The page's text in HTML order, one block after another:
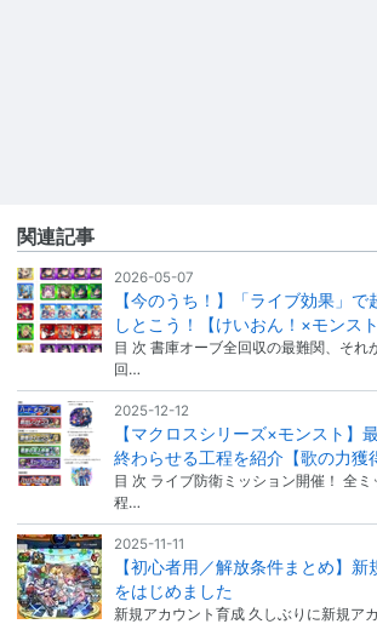
関連記事
2026-05-07
【今のうち！】「ライブ効果」
しとこう！【けいおん！×モンスト
目 次 書庫オーブ全回収の最難関、それ
回…
2025-12-12
【マクロスシリーズ×モンスト】
終わらせる工程を紹介【歌の力獲
目 次 ライブ防衛ミッション開催！ 全
程…
2025-11-11
【初心者用／解放条件まとめ】
をはじめました
新規アカウント育成 久しぶりに新規ア